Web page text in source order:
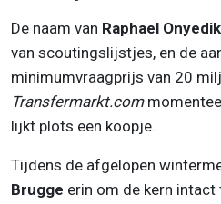
De naam van Raphael
van scoutingslijstjes, en de
minimumvraagprijs van 20
Transfermarkt.com
lijkt plots een koopje.
Tijdens de afgelopen
Brugge erin om de kern